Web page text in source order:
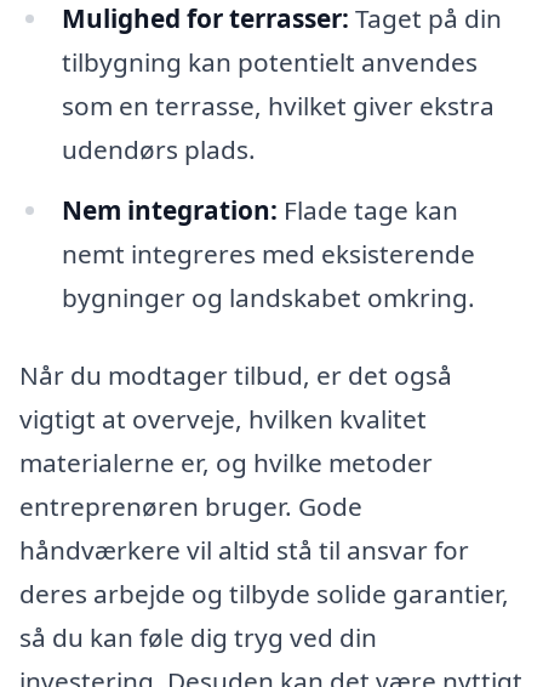
Mulighed for terrasser: Taget på din
tilbygning kan potentielt anvendes
som en terrasse, hvilket giver ekstra
udendørs plads.
Nem integration: Flade tage kan
nemt integreres med eksisterende
bygninger og landskabet omkring.
Når du modtager tilbud, er det også
vigtigt at overveje, hvilken kvalitet
materialerne er, og hvilke metoder
entreprenøren bruger. Gode
håndværkere vil altid stå til ansvar for
deres arbejde og tilbyde solide garantier,
så du kan føle dig tryg ved din